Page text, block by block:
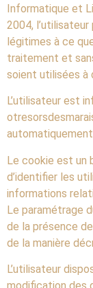
Informatique et
2004,
légitimes à ce
traitement et
soient utilisées à
L’utilisateur est
Le cookie est un
d’identifier les
informations
Le paramétrage
de la présence
de la manière
L’utilisateur